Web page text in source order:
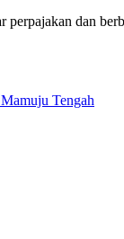
dan
Tengah